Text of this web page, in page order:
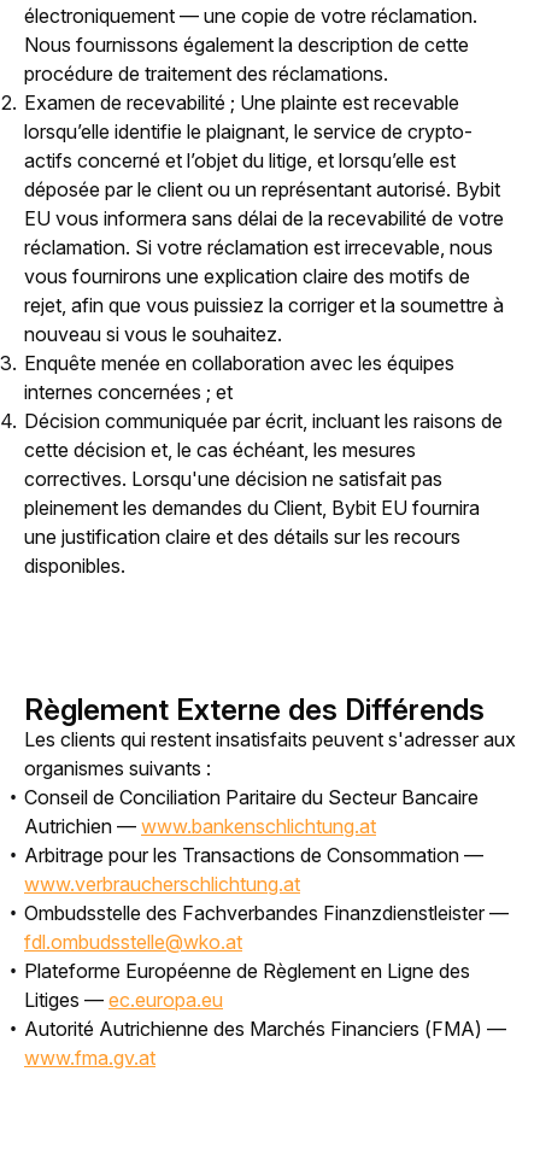
électroniquement — une copie de votre réclamation.
Nous fournissons également la description de cette
procédure de traitement des réclamations.
Examen de recevabilité ; Une plainte est recevable
lorsqu’elle identifie le plaignant, le service de crypto-
actifs concerné et l’objet du litige, et lorsqu’elle est
déposée par le client ou un représentant autorisé. Bybit
EU vous informera sans délai de la recevabilité de votre
réclamation. Si votre réclamation est irrecevable, nous
vous fournirons une explication claire des motifs de
rejet, afin que vous puissiez la corriger et la soumettre à
nouveau si vous le souhaitez.
Enquête menée en collaboration avec les équipes
internes concernées ; et
Décision communiquée par écrit, incluant les raisons de
cette décision et, le cas échéant, les mesures
correctives. Lorsqu'une décision ne satisfait pas
pleinement les demandes du Client, Bybit EU fournira
une justification claire et des détails sur les recours
disponibles.
Règlement Externe des Différends
Les clients qui restent insatisfaits peuvent s'adresser aux
organismes suivants :
Conseil de Conciliation Paritaire du Secteur Bancaire
Autrichien — www.bankenschlichtung.at
Arbitrage pour les Transactions de Consommation —
www.verbraucherschlichtung.at
Ombudsstelle des Fachverbandes Finanzdienstleister —
fdl.ombudsstelle@wko.at
Plateforme Européenne de Règlement en Ligne des
Litiges — ec.europa.eu
Autorité Autrichienne des Marchés Financiers (FMA) —
www.fma.gv.at